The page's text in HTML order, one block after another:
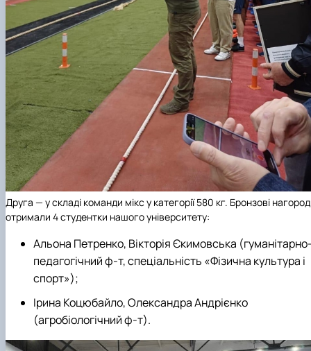
Друга — у складі команди мікс у категорії 580 кг. Бронзові
отримали 4 студентки нашого університету:
Альона Петренко, Вікторія Єкимовська
педагогічний ф-т, спеціальність «Фізична культура і
спорт»);
Ірина Коцюбайло, Олександра Андрієнко
(агробіологічний ф-т).